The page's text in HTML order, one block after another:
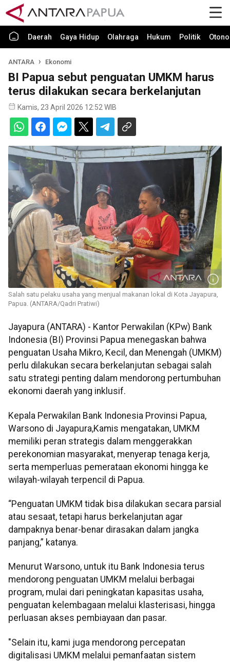
Daerah Gaya Hidup Olahraga Hukum Politik
ANTARA Ekonomi
BI Papua sebut penguatan UMKM harus
terus dilakukan secara berkelanjutan
Kamis, 23 April 2026 12:52 WIB
Salah satu pelaku usaha yang menjual makanan lokal di Kota Jayapura,
Papua. (ANTARA/Qadri Pratiwi)
Jayapura (ANTARA) - Kantor Perwakilan (KPw) Bank
Indonesia (BI) Provinsi Papua menegaskan bahwa
penguatan Usaha Mikro, Kecil, dan Menengah (UMKM)
perlu dilakukan secara berkelanjutan sebagai salah
satu strategi penting dalam mendorong pertumbuhan
ekonomi daerah yang inklusif.
Kepala Perwakilan Bank Indonesia Provinsi Papua,
Warsono di Jayapura,Kamis mengatakan, UMKM
memiliki peran strategis dalam menggerakkan
perekonomian masyarakat, menyerap tenaga kerja,
serta memperluas pemerataan ekonomi hingga ke
wilayah-wilayah terpencil di Papua.
“Penguatan UMKM tidak bisa dilakukan secara parsial
atau sesaat, tetapi harus berkelanjutan agar
dampaknya benar-benar dirasakan dalam jangka
panjang,” katanya.
Menurut Warsono, untuk itu Bank Indonesia terus
mendorong penguatan UMKM melalui berbagai
program, mulai dari peningkatan kapasitas usaha,
penguatan kelembagaan melalui klasterisasi, hingga
perluasan akses pembiayaan dan pasar.
"Selain itu, kami juga mendorong percepatan
digitalisasi UMKM melalui pemanfaatan sistem